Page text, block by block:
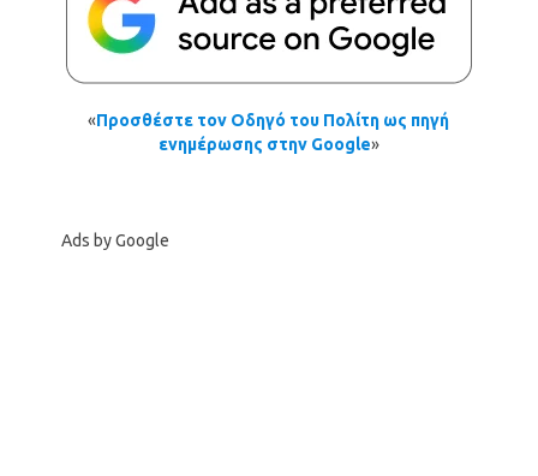
«Προσθέστε τον Οδηγό του Πολίτη ως πηγή
ενημέρωσης στην Google»
Ads by Google